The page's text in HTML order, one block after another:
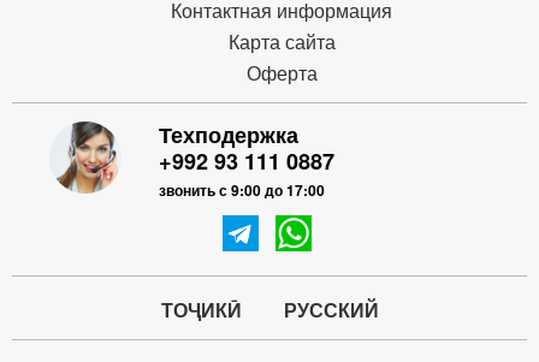
Контактная информация
Карта сайта
Оферта
Техподержка
+992 93 111 0887
звонить с 9:00 до 17:00
ТОҶИКӢ РУССКИЙ